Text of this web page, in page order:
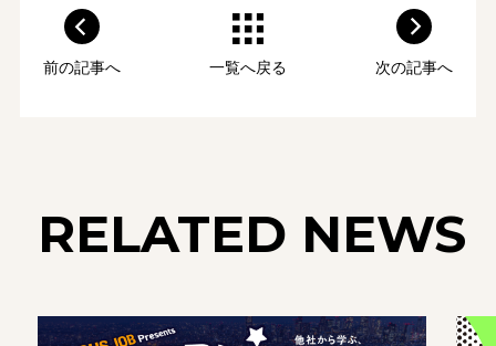
前の記事へ 一覧へ戻る 次の記事へ
RELATED NEWS